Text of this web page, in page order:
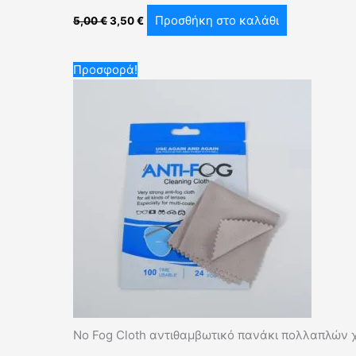
5,00€3,50€ Προσθήκη στο καλάθι
Προσφορά!
No Fog Cloth αντιθαμβωτικό πανάκι πολλαπλών
Original
price τρέχουσα
3,50 €.